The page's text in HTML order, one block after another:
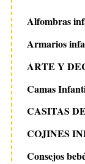
Alfombras
Armarios
ARTE Y
Camas
CASITAS
COJINES
Consejos